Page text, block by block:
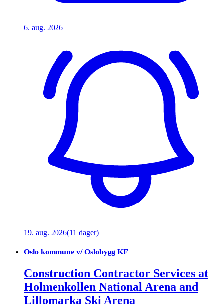
6. aug. 2026
19. aug. 2026(11 dager)
Oslo kommune v/ Oslobygg KF
Construction Contractor Services at
Holmenkollen National Arena and
Lillomarka Ski Arena